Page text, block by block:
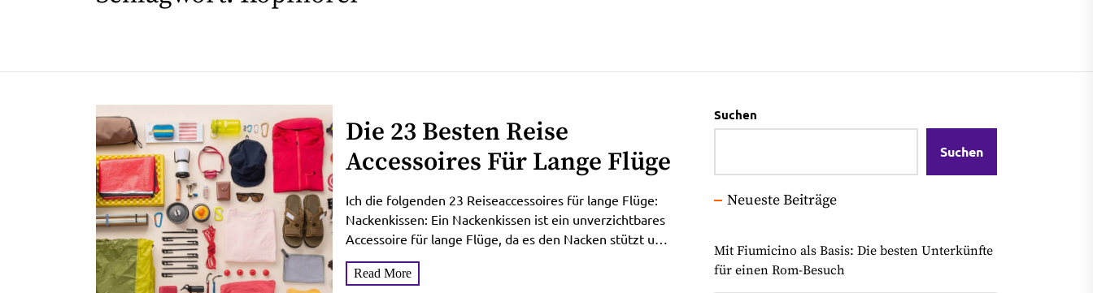
Die 23 Besten Reise
Accessoires Für Lange Flüge
Ich die folgenden 23 Reiseaccessoires für lange Flüge:
Nackenkissen: Ein Nackenkissen ist ein unverzichtbares
Accessoire für lange Flüge, da es den Nacken stützt und
die...
Read More
Suchen
Suchen
Neueste Beiträge
Mit Fiumicino als Basis: Die besten Unterkünfte
für einen Rom-Besuch